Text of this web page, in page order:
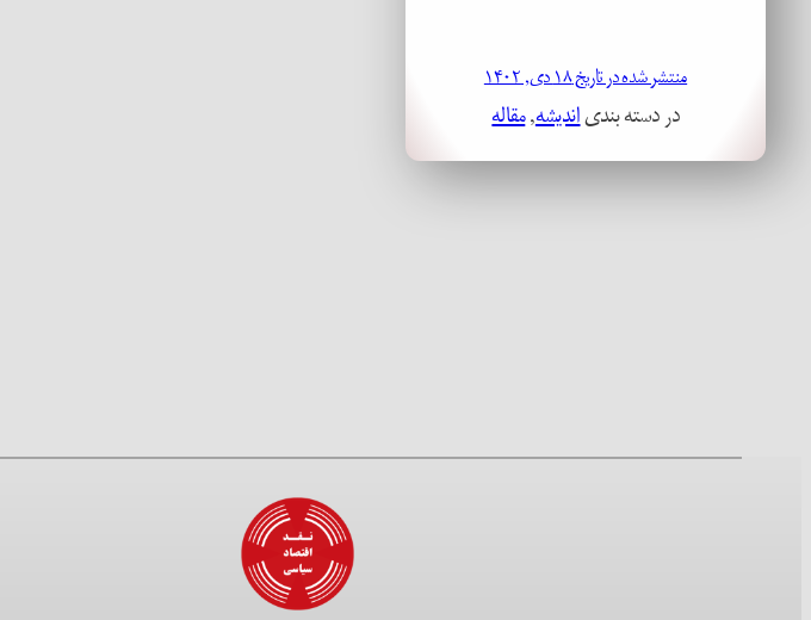
منتشر شده در تاریخ ۱۸ دی, ۱۴۰۲
در دسته بندیاندیشه, مقاله